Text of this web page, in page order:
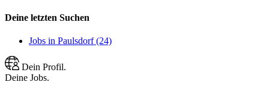
Deine letzten Suchen
Jobs in Paulsdorf (24)
Dein Profil.
Deine Jobs.